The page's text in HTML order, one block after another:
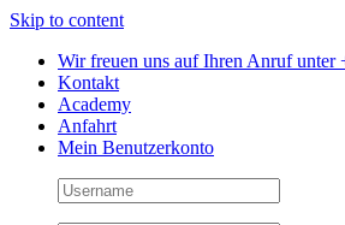
Skip to content
Wir freuen uns auf Ihren Anruf unter
Kontakt
Academy
Anfahrt
Mein Benutzerkonto